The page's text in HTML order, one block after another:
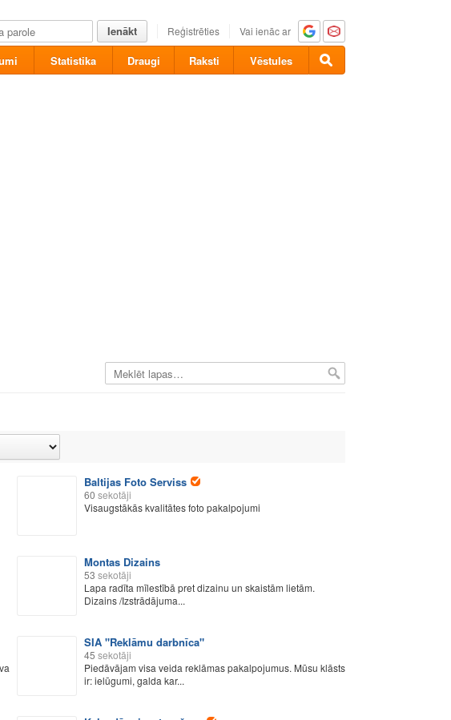
Ienākt Reģistrēties Vai ienāc ar
Statistika Draugi Raksti Vēstules
Baltijas Foto Serviss
60 sekotāji
Visaugstākās kvalitātes foto pakalpojumi
Montas Dizains
53 sekotāji
Lapa radīta mīlestībā pret dizainu un skaistām lietām.
Dizains /Izstrādājuma...
SIA "Reklāmu darbnīca"
45 sekotāji
Piedāvājam visa veida reklāmas pakalpojumus. Mūsu klāsts
ir: ielūgumi, galda kar...